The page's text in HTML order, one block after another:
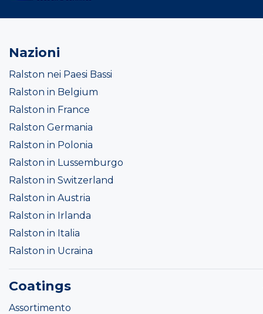
Nazioni
Ralston nei Paesi Bassi
Ralston in Belgium
Ralston in France
Ralston Germania
Ralston in Polonia
Ralston in Lussemburgo
Ralston in Switzerland
Ralston in Austria
Ralston in Irlanda
Ralston in Italia
Ralston in Ucraina
Coatings
Assortimento